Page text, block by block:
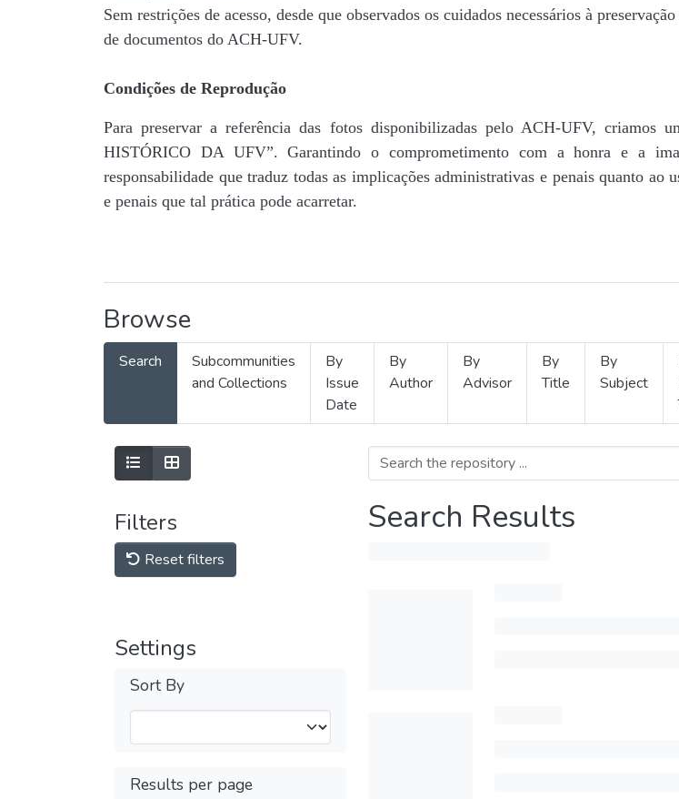
Sem restrições de acesso, desde que observados os cuidados necessários à
de documentos do ACH-UFV.
Condições de Reprodução
Para preservar a referência das fotos disponibilizadas pelo ACH-UFV, criamos
HISTÓRICO DA UFV”. Garantindo o comprometimento com a honra e a
responsabilidade que traduz todas as implicações administrativas e penais quanto ao
e penais que tal prática pode acarretar.
Browse
Search
Subcommunities
and Collections
By
Issue
Date
By
Author
By
Advisor
By
Title
By
Subject
Filters
Reset filters
Settings
Sort By
Results per page
Search Results